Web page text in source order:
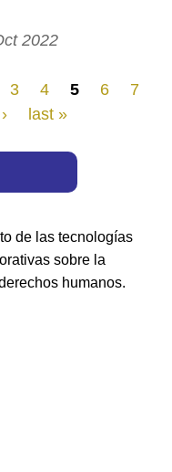
2022
3 4 5 6
7
last »
de las tecnologías
sobre la
humanos.